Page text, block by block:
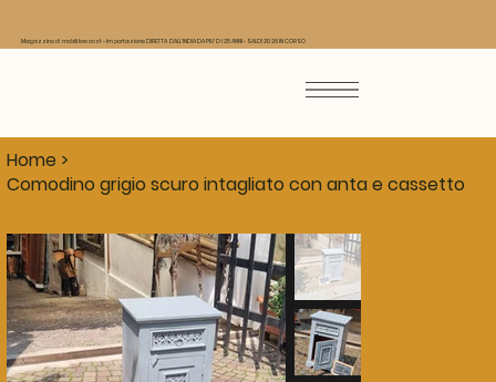
Home >
Comodino grigio scuro intagliato con anta e cassetto
Magazzino di mobili low cost - Importazione DIRETTA DALL'INDIA DA PIU' DI 25 ANNI - SALDI 2026 IN CORSO